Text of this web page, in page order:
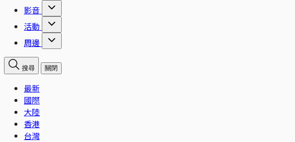
影音
活動
周邊
搜尋 關閉
最新
國際
大陸
香港
台灣